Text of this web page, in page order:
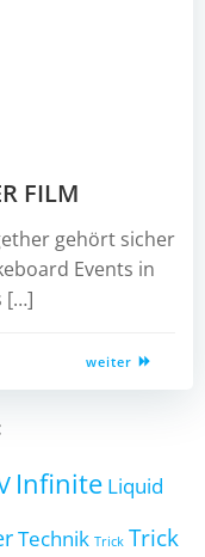
FILM
gehört sicher
Events in
[…]
weiter
Infinite Liquid
Technik Trick Trick